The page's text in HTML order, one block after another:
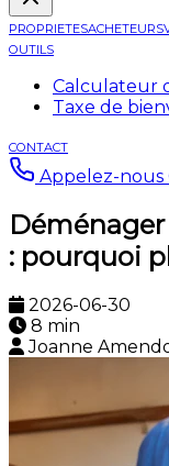
PROPRIETESACHETEURS
OUTILS
Calculateur
Taxe de
CONTACT
Appelez-nous
: pourquoi
2026-06-30
8 min
Joanne